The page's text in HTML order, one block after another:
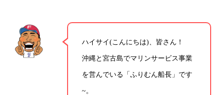
ハイサイ(こんにちは)、皆さん！
沖縄と宮古島でマリンサービス事業
を営んでいる「ふりむん船長」です
~。